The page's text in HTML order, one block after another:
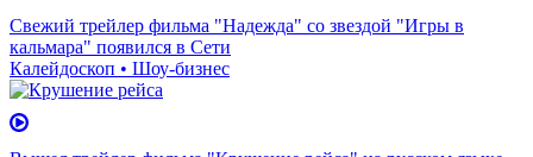
Свежий трейлер фильма "Надежда" со звездой "Игры в
кальмара" появился в Сети
Калейдоскоп • Шоу-бизнес